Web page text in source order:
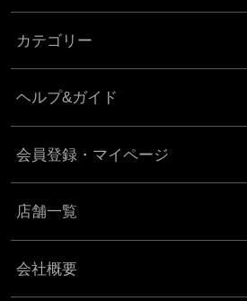
カテゴリー
ヘルプ&ガイド
会員登録・マイページ
店舗一覧
会社概要